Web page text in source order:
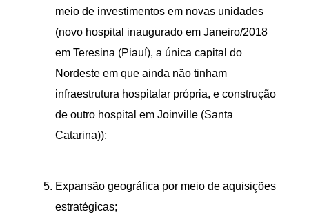
meio de investimentos em novas unidades
(novo hospital inaugurado em Janeiro/2018
em Teresina (Piauí), a única capital do
Nordeste em que ainda não tinham
infraestrutura hospitalar própria, e construção
de outro hospital em Joinville (Santa
Catarina));
Expansão geográfica por meio de aquisições
estratégicas;